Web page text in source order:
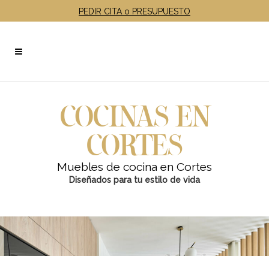
PEDIR CITA o PRESUPUESTO
COCINAS EN
CORTES
Muebles de cocina en Cortes
Diseñados para tu estilo de vida